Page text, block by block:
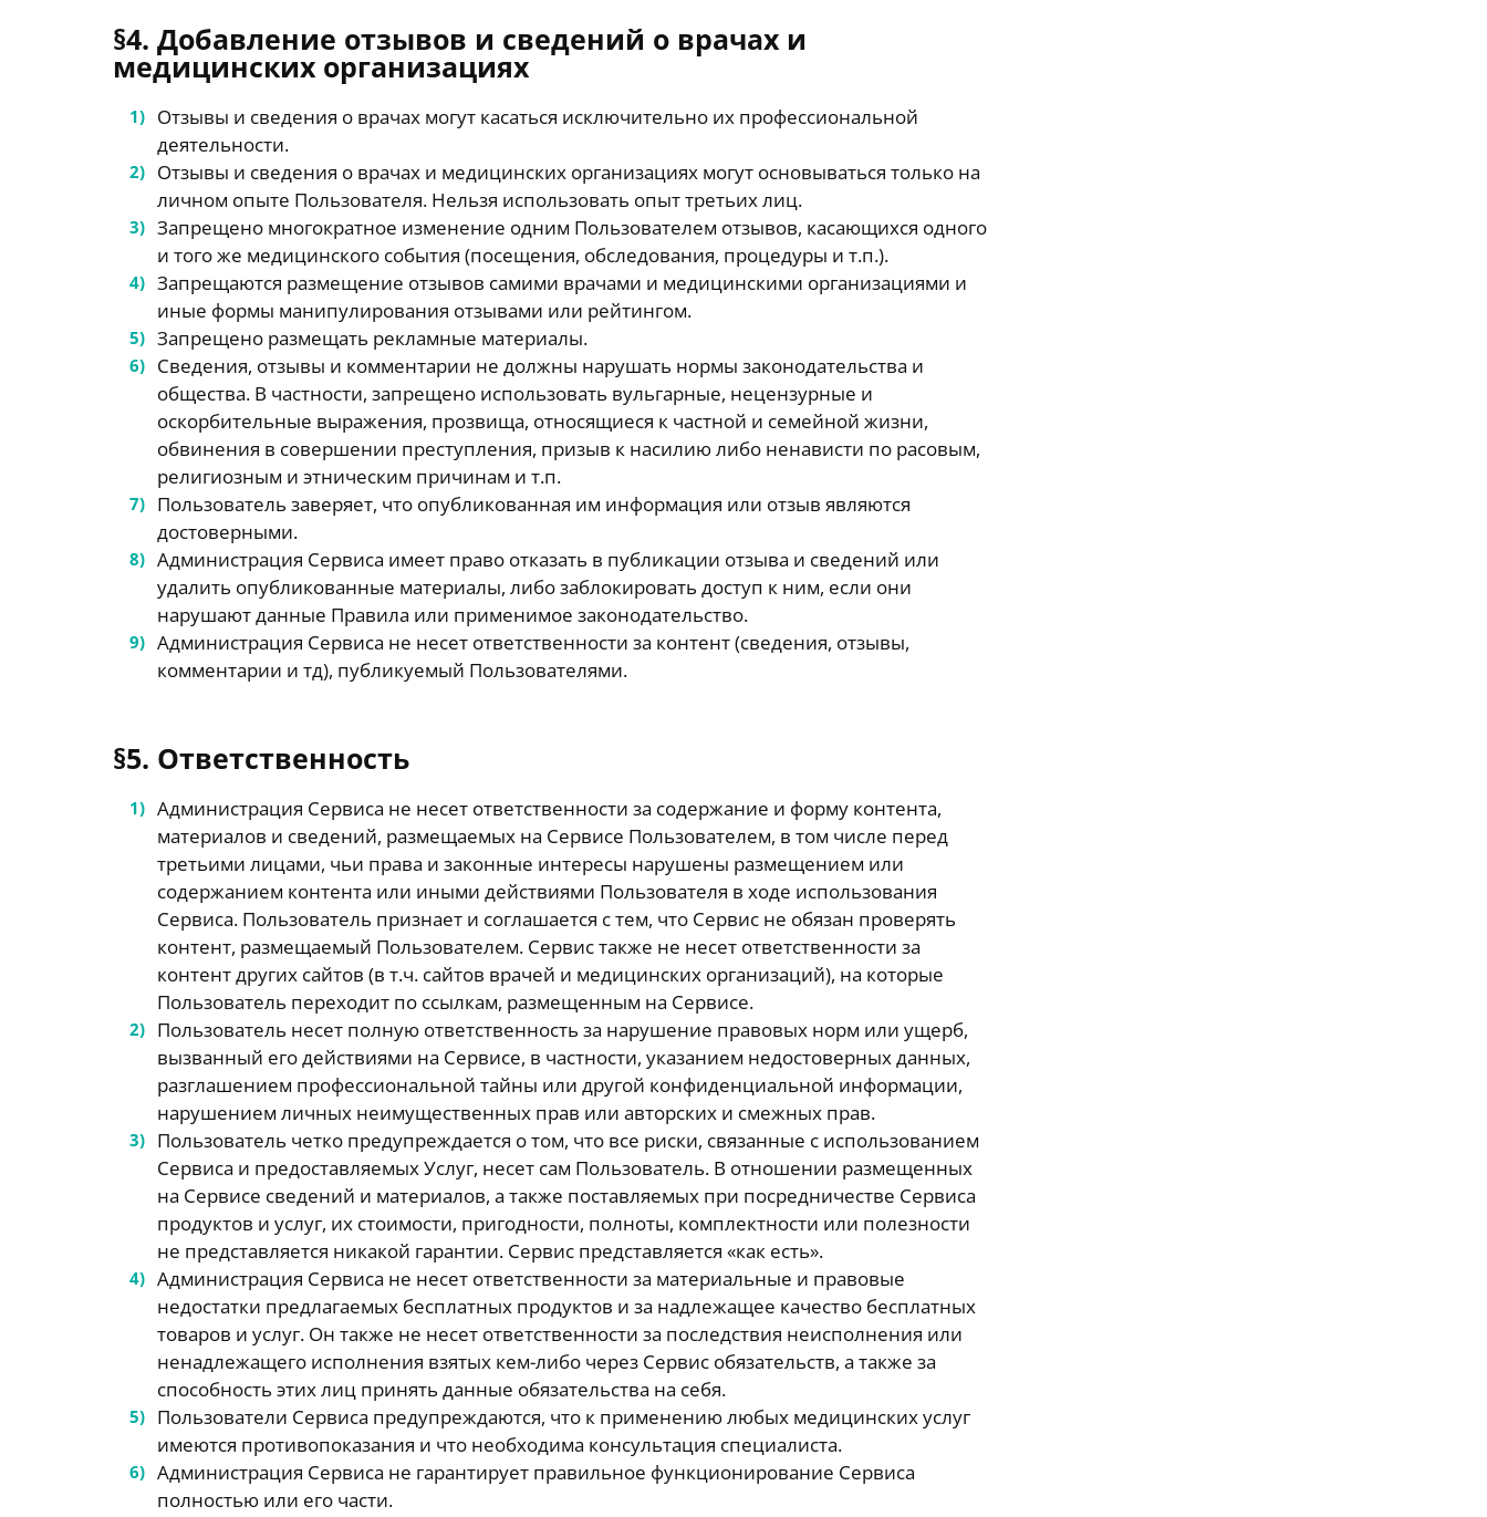
§4. Добавление отзывов и сведений о врачах и
медицинских организациях
Отзывы и сведения о врачах могут касаться исключительно их профессиональной
деятельности.
Отзывы и сведения о врачах и медицинских организациях могут основываться только на
личном опыте Пользователя. Нельзя использовать опыт третьих лиц.
Запрещено многократное изменение одним Пользователем отзывов, касающихся одного
и того же медицинского события (посещения, обследования, процедуры и т.п.).
Запрещаются размещение отзывов самими врачами и медицинскими организациями и
иные формы манипулирования отзывами или рейтингом.
Запрещено размещать рекламные материалы.
Сведения, отзывы и комментарии не должны нарушать нормы законодательства и
общества. В частности, запрещено использовать вульгарные, нецензурные и
оскорбительные выражения, прозвища, относящиеся к частной и семейной жизни,
обвинения в совершении преступления, призыв к насилию либо ненависти по расовым,
религиозным и этническим причинам и т.п.
Пользователь заверяет, что опубликованная им информация или отзыв являются
достоверными.
Администрация Сервиса имеет право отказать в публикации отзыва и сведений или
удалить опубликованные материалы, либо заблокировать доступ к ним, если они
нарушают данные Правила или применимое законодательство.
Администрация Сервиса не несет ответственности за контент (сведения, отзывы,
комментарии и тд), публикуемый Пользователями.
§5. Ответственность
Администрация Сервиса не несет ответственности за содержание и форму контента,
материалов и сведений, размещаемых на Сервисе Пользователем, в том числе перед
третьими лицами, чьи права и законные интересы нарушены размещением или
содержанием контента или иными действиями Пользователя в ходе использования
Сервиса. Пользователь признает и соглашается с тем, что Сервис не обязан проверять
контент, размещаемый Пользователем. Сервис также не несет ответственности за
контент других сайтов (в т.ч. сайтов врачей и медицинских организаций), на которые
Пользователь переходит по ссылкам, размещенным на Сервисе.
Пользователь несет полную ответственность за нарушение правовых норм или ущерб,
вызванный его действиями на Сервисе, в частности, указанием недостоверных данных,
разглашением профессиональной тайны или другой конфиденциальной информации,
нарушением личных неимущественных прав или авторских и смежных прав.
Пользователь четко предупреждается о том, что все риски, связанные с использованием
Сервиса и предоставляемых Услуг, несет сам Пользователь. В отношении размещенных
на Сервисе сведений и материалов, а также поставляемых при посредничестве Сервиса
продуктов и услуг, их стоимости, пригодности, полноты, комплектности или полезности
не представляется никакой гарантии. Сервис представляется «как есть».
Администрация Сервиса не несет ответственности за материальные и правовые
недостатки предлагаемых бесплатных продуктов и за надлежащее качество бесплатных
товаров и услуг. Он также не несет ответственности за последствия неисполнения или
ненадлежащего исполнения взятых кем-либо через Сервис обязательств, а также за
способность этих лиц принять данные обязательства на себя.
Пользователи Сервиса предупреждаются, что к применению любых медицинских услуг
имеются противопоказания и что необходима консультация специалиста.
Администрация Сервиса не гарантирует правильное функционирование Сервиса
полностью или его части.